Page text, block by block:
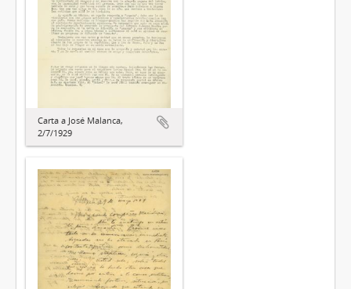
Carta a José Malanca,
2/7/1929